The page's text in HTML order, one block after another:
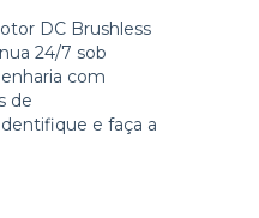
DC Brushless
24/7 sob
com
de
e faça a